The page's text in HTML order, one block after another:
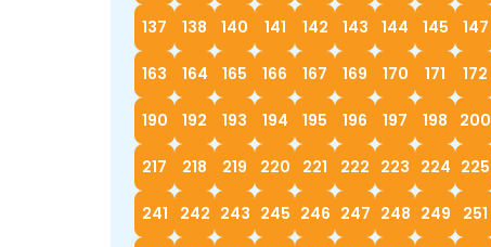
137 138 140 141 142 143 144 145 147
163 164 165 166 167 169 170 171 172
190 192 193 194 195 196 197 198 200
217 218 219 220 221 222 223 224 225
241 242 243 245 246 247 248 249 251